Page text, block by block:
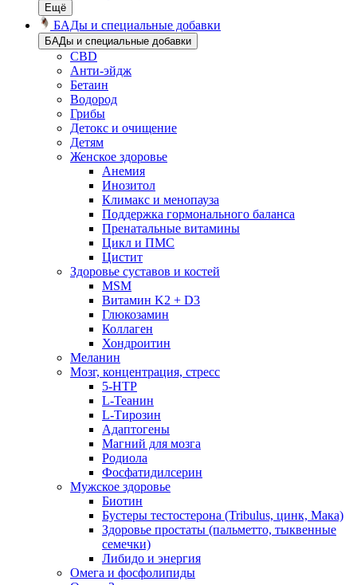
Ещё
БАДы и специальные добавки
БАДы и специальные добавки
CBD
Анти-эйдж
Бетаин
Водород
Грибы
Детокс и очищение
Детям
Женское здоровье
Анемия
Инозитол
Климакс и менопауза
Поддержка гормонального баланса
Пренатальные витамины
Цикл и ПМС
Цистит
Здоровье суставов и костей
MSM
Витамин K2 + D3
Глюкозамин
Коллаген
Хондроитин
Меланин
Мозг, концентрация, стресс
5-HTP
L-Теанин
L-Тирозин
Адаптогены
Магний для мозга
Родиола
Фосфатидилсерин
Мужское здоровье
Биотин
Бустеры тестостерона (Tribulus, цинк, Мака)
Здоровье простаты (пальметто, тыквенные
семечки)
Либидо и энергия
Омега и фосфолипиды